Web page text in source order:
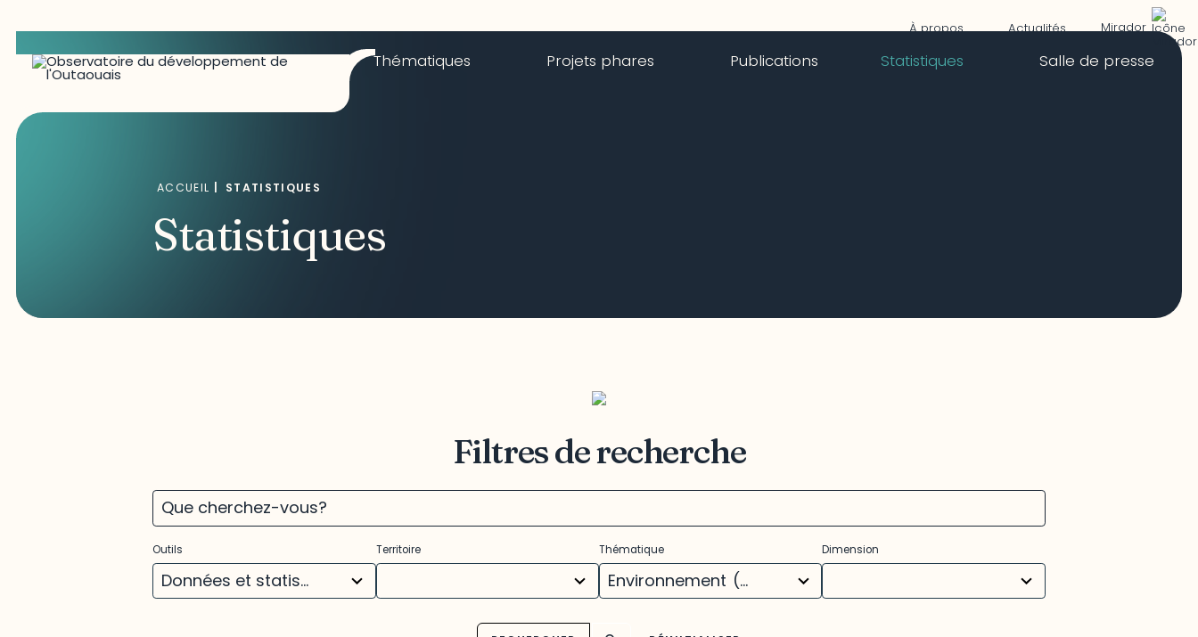
À propos Actualités Mirador
Thématiques Projets phares Publications Statistiques Salle de presse
ACCUEIL STATISTIQUES
Statistiques
Filtres de recherche
Outils
Données et statistiques (25)
3
results
available
Territoire
22
results
Thématique
Environnement (25)
11
results
available
Dimension
14
results